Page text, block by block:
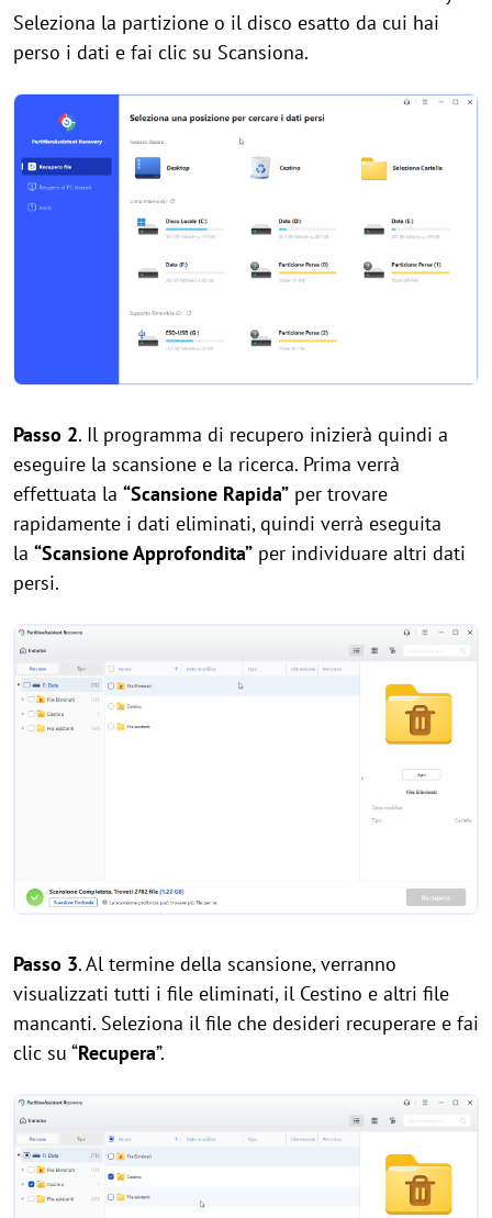
Seleziona la partizione o il disco esatto da cui hai
perso i dati e fai clic su Scansiona.
Passo 2. Il programma di recupero inizierà quindi a
eseguire la scansione e la ricerca. Prima verrà
effettuata la “Scansione Rapida” per trovare
rapidamente i dati eliminati, quindi verrà eseguita
la “Scansione Approfondita” per individuare altri dati
persi.
Passo 3. Al termine della scansione, verranno
visualizzati tutti i file eliminati, il Cestino e altri file
mancanti. Seleziona il file che desideri recuperare e fai
clic su “Recupera”.